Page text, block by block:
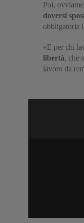
Poi,
doversi
obbligatoria
«E per chi
libertà, che
lavoro da